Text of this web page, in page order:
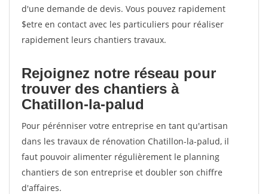
d'une demande de devis. Vous pouvez rapidement
$etre en contact avec les particuliers pour réaliser
rapidement leurs chantiers travaux.
Rejoignez notre réseau pour
trouver des chantiers à
Chatillon-la-palud
Pour pérénniser votre entreprise en tant qu'artisan
dans les travaux de rénovation Chatillon-la-palud, il
faut pouvoir alimenter régulièrement le planning
chantiers de son entreprise et doubler son chiffre
d'affaires.